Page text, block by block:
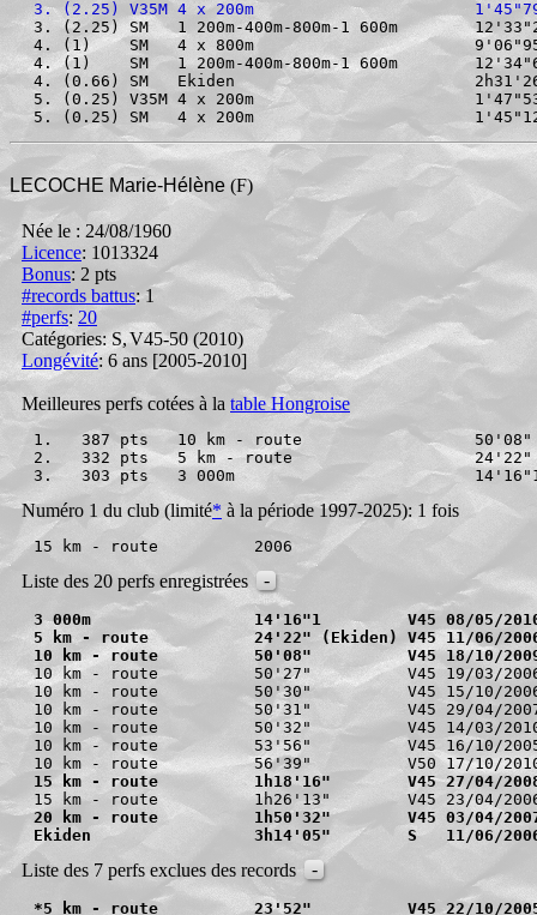
3. (2.25) V35M 4 x 200m
3. (2.25) SM   1 200m-400m-800m-1 600m
4. (1)    SM   4 x 800m
4. (1)    SM   1 200m-400m-800m-1 600m
4. (0.66) SM   Ekiden
5. (0.25) V35M 4 x 200m
5. (0.25) SM   4 x 200m
LECOCHE Marie-Hélène (F)
Née le : 24/08/1960
Licence: 1013324
Bonus: 2 pts
#records battus: 1
#perfs: 20
Catégories: S,V45-50(2010)
Longévité: 6 ans [2005-2010]
Meilleures perfs cotées à la table Hongroise
1.   387 pts   10 km - route
2.   332 pts   5 km - route                   24'22"
3.   303 pts   3 000m
Numéro 1 du club (limité* à la période 1997-2025): 1 fois
Liste des 20 perfs enregistrées -
3 000m                 14'16"1         V45 08/05/2010
5 km - route           24'22" (Ekiden) V45 11/06/
10 km - route          50'08"          V45 18/10/
10 km - route          50'27"          V45 19/03/
10 km - route          50'30"          V45 15/10/
10 km - route          50'31"          V45 29/04/2007
10 km - route          50'32"          V45 14/03/2010
10 km - route          53'56"          V45 16/10/
15 km - route          1h18'16"        V45 27/04/
20 km - route          1h50'32"        V45 03/04/
Ekiden                 3h14'05"        S   11/06/2006
Liste des 7 perfs exclues des records -
*5 km - route          23'52"          V45 22/10/